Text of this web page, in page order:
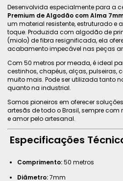
Desenvolvida especialmente para a
Premium de Algodão com Alma
um material resistente, estruturado e
toque. Produzida com algodão de
(miolo) de fibra resignificada, ela
acabamento impecável nas peças
Com 50 metros por meada, é ideal
cestinhos, chapéus, alças, pulseiras,
muito mais. Pode ser utilizada tanto
quanto na industrial.
Somos pioneiros em oferecer
artesãs de todo o Brasil, sempre
e amor pelo artesanal.
Especificações
Comprimento:50 metros
Diâmetro:7mm